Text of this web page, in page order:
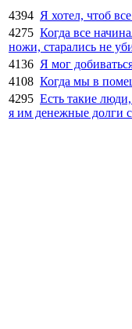
4394 Я хотел, чтоб
4275 Когда все
ножи, старались не
4136 Я мог
4108 Когда мы в
4295 Есть такие
я им денежные долги